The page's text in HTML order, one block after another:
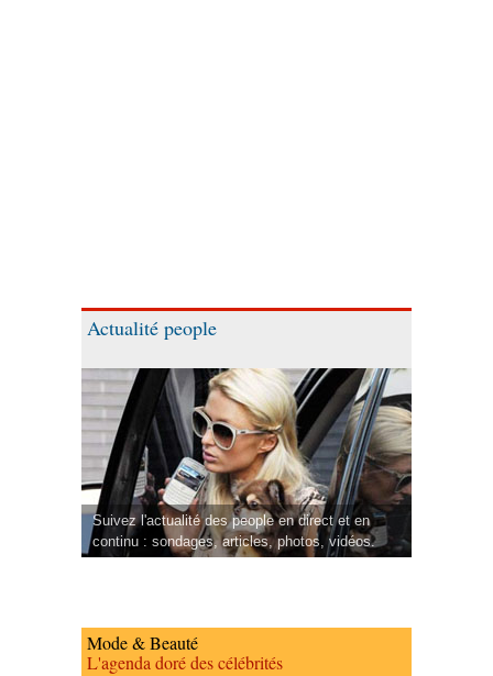
Actualité people
Suivez l'actualité des people en direct et en
continu : sondages, articles, photos, vidéos.
Mode & Beauté
L'agenda doré des célébrités